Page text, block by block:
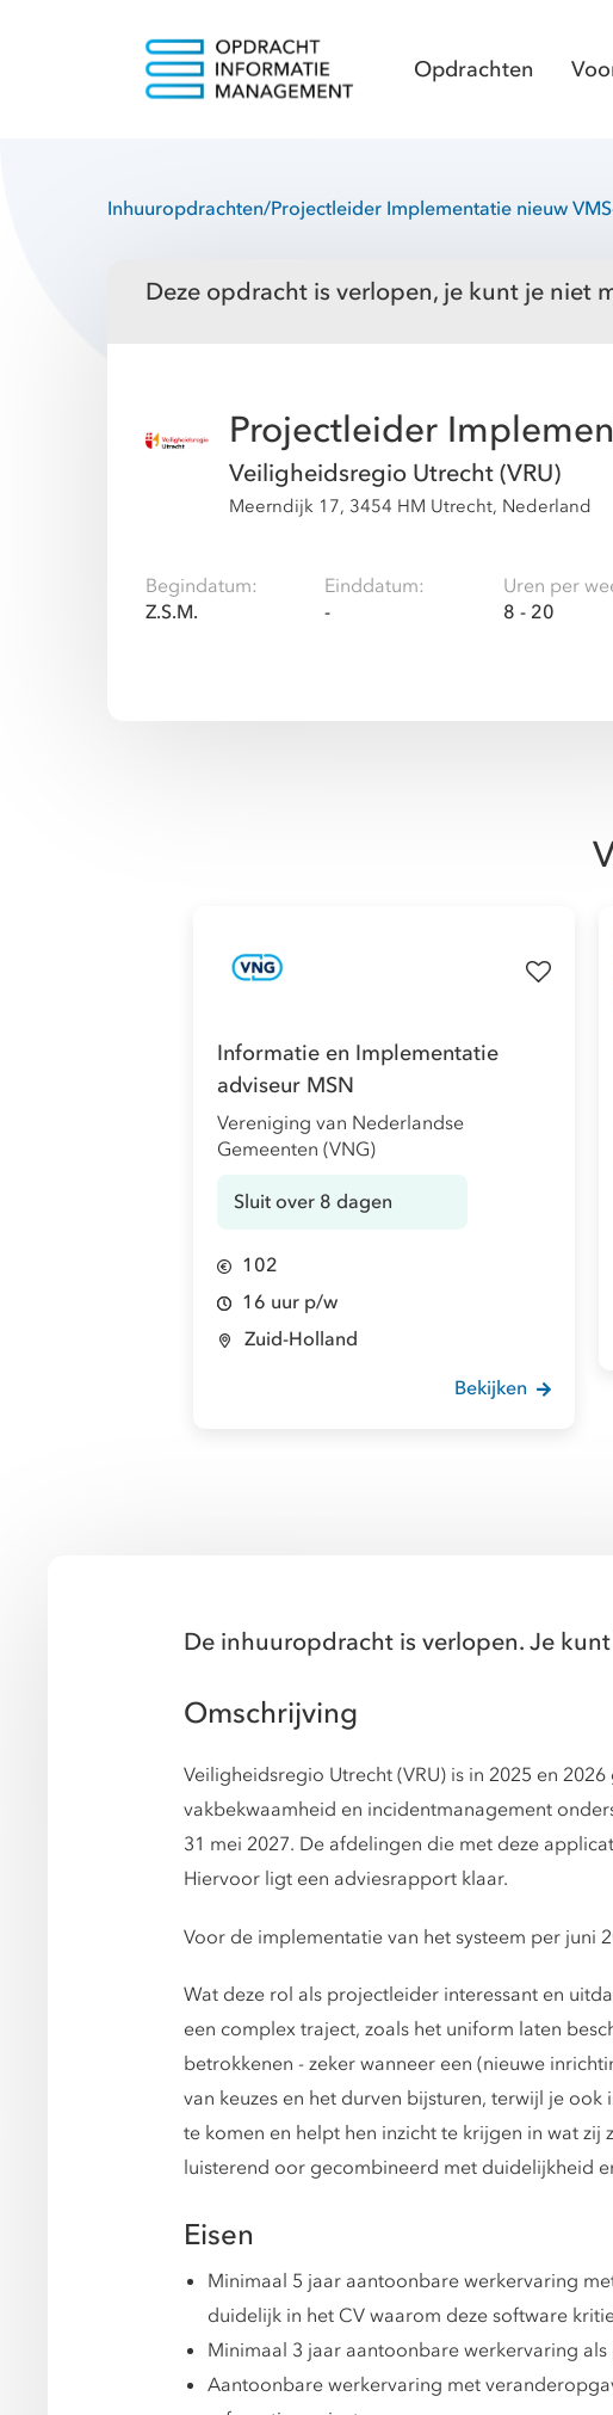
Opdrachten
Inhuuropdrachten/Projectleider Implementatie nieuw
Deze opdracht is verlopen, je kunt je niet
Projectleider
Veiligheidsregio Utrecht (VRU)
Meerndijk 17, 3454 HM Utrecht, Nederland
Begindatum:
Z.S.M.
Einddatum:
-
Uren per
8 - 20
Informatie en Implementatie
adviseur MSN
Vereniging van Nederlandse
Gemeenten (VNG)
Sluit over 8 dagen
102
16 uur p/w
Zuid-Holland
Bekijken
De inhuuropdracht is verlopen. Je
Omschrijving
Veiligheidsregio Utrecht (VRU) is in 2025 en
vakbekwaamheid en incidentmanagement
31 mei 2027. De afdelingen die met deze
Hiervoor ligt een adviesrapport klaar.
Voor de implementatie van het systeem per juni
Wat deze rol als projectleider interessant en
een complex traject, zoals het uniform laten
betrokkenen - zeker wanneer een (nieuwe
van keuzes en het durven bijsturen, terwijl je
te komen en helpt hen inzicht te krijgen in wat
luisterend oor gecombineerd met duidelijkheid
Eisen
Minimaal 5 jaar aantoonbare werkervaring
duidelijk in het CV waarom deze software
Minimaal 3 jaar aantoonbare werkervaring
Aantoonbare werkervaring met